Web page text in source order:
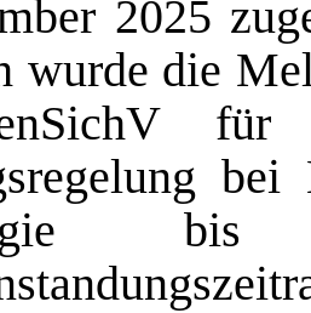
2025
wurde die
für